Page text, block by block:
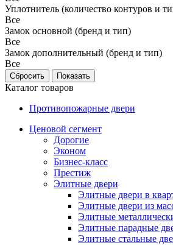
Уплотнитель (количество контуров и
Все
Замок основной (бренд и тип)
Все
Замок дополнительный (бренд и тип)
Все
Каталог товаров
Противопожарные двери
Ценовой сегмент
Дорогие
Эконом
Бизнес-класс
Престиж
Элитные двери
Элитные двери в
Элитные двери из
Элитные
Элитные парадные
Элитные стальные